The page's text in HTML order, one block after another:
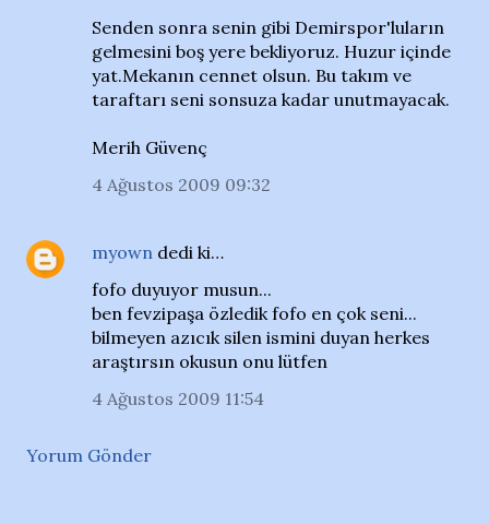
Senden sonra senin gibi Demirspor'luların
gelmesini boş yere bekliyoruz. Huzur içinde
yat.Mekanın cennet olsun. Bu takım ve
taraftarı seni sonsuza kadar unutmayacak.
Merih Güvenç
4 Ağustos 2009 09:32
myown dedi ki…
fofo duyuyor musun...
ben fevzipaşa özledik fofo en çok seni...
bilmeyen azıcık silen ismini duyan herkes
araştırsın okusun onu lütfen
4 Ağustos 2009 11:54
Yorum Gönder